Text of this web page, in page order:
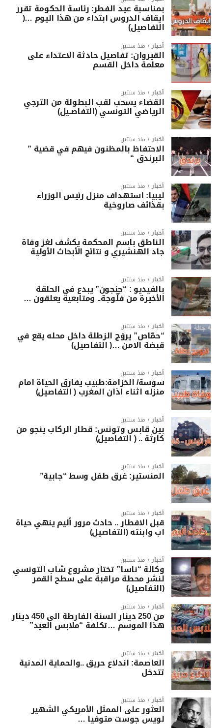
بمناسبة عيد الفطر: رئاسة الحكومة تقرر
ايقاف الدروس ابتداء من هذا اليوم …(
التفاصيل)
أخبار منذ سنتين
القيروان: تفاصيل حادثة الاعتداء على
معلمة داخل القسم
أخبار منذ سنتين
القضاء يسحب لقب البطولة من الترجي
الرياضي التونسي (التفاصـيل)
أخبار منذ سنتين
الاحتفاظ بالمظنون فيهم في قضية ”
البرندق “
أخبار منذ سنتين
ليبيا: استهداف منزل رئيس الوزراء
بقذائف صاروخية
أخبار منذ سنتين
الناطق باسم المحكمة يكشف لغز وفاة
جاد الهنشيري و نتائج الأبحاث الأولية
أخبار منذ سنتين
بالفيديو : “جنجون” يبدع في الحلقة
الأخيرة من فلّوجة.. ومتابعيه يعلقون …
أخبار منذ سنتين
“حمّاص” يروّج الزطلة داخل محله يقع في
قبضة الامن …( التفاصيل)
أخبار منذ سنتين
سوسة/ الخزامة:طبيب يفارق الحياة امام
منزله اثناء اذان المغرب ( التفاصيل)
أخبار منذ سنتين
بين قابس وتونس: قطار الركاب ينجو من
كارثة .. ( التفاصيل)
أخبار منذ سنتين
المنستير: غرق طفل وسط “جابية”
أخبار منذ سنتين
قبل الافطار .. حادث مرور أليم ينهي حياة
اب وابنته (التفاصيل)
أخبار منذ سنتين
وكالة “ناسا” تختار مشروع شاب التونسي
لنشر محطة مراقبة على سطح القمر
(التفاصيل)
أخبار منذ سنتين
من 250 دينار السنة الفارطة الى 450 دينار
هذا الموسم …تكلفة “ملابس العيد”
أخبار منذ سنتين
العاصمة: اندلاع حريق ..والحماية المدنية
تتدخل
أخبار منذ سنتين
العثور على الممثل الأمريكي الشهير
لويس جوست متوفيا …